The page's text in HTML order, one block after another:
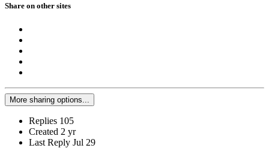
Share on other sites
More sharing options...
Replies 105
Created 2 yr
Last Reply Jul 29